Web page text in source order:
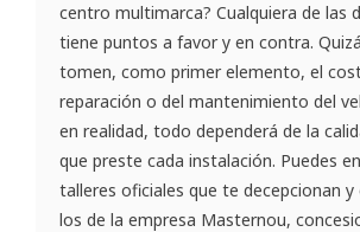
centro multimarca? Cualquiera de las
tiene puntos a favor y en contra.
tomen, como primer elemento, el
reparación o del mantenimiento del
en realidad, todo dependerá de la
que preste cada instalación. Puedes
talleres oficiales que te decepcionan
los de la empresa Masternou,